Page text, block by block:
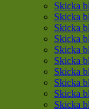
Skicka
Skicka
Skicka
Skicka
Skicka
Skicka
Skicka
Skicka
Skicka
Skicka